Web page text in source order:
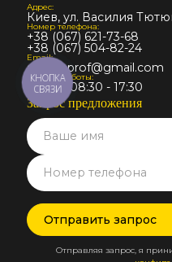
Адрес:
Киев, ул. Василия
Номер телефона:
+38 (067) 621-73-68
+38 (067) 504-82-24
Email:
stalmir.prof@gmail.com
График работы:
Пн-Пт: 08:30 - 17:30
Запрос предложения
Отправляя запрос, я
КНОПКА
СВЯЗИ